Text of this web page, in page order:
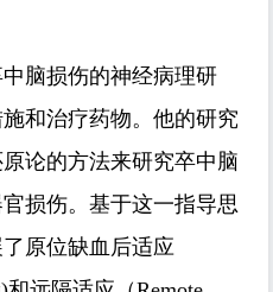
脑损伤的神经病理研
和治疗药物。他的研究
论的方法来研究卒中脑
损伤。基于这一指导思
原位缺血后适应